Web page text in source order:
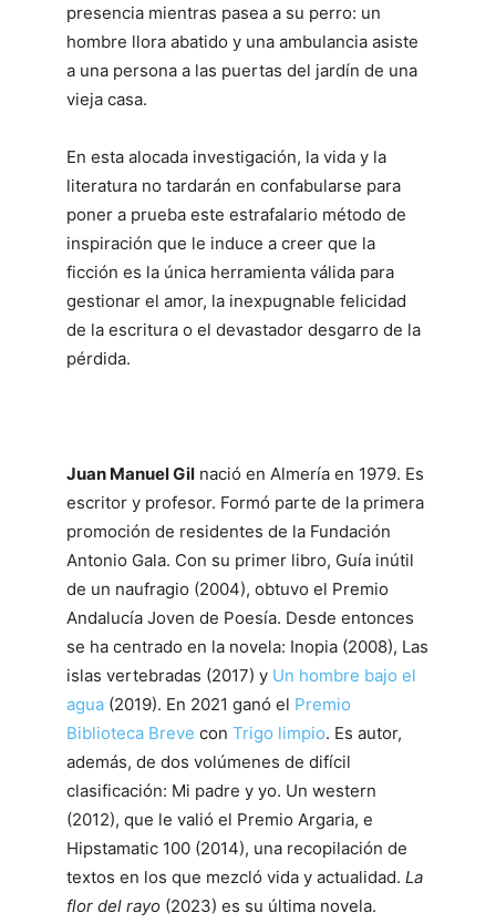
presencia mientras pasea a su perro: un
hombre llora abatido y una ambulancia asiste
a una persona a las puertas del jardín de una
vieja casa.
En esta alocada investigación, la vida y la
literatura no tardarán en confabularse para
poner a prueba este estrafalario método de
inspiración que le induce a creer que la
ficción es la única herramienta válida para
gestionar el amor, la inexpugnable felicidad
de la escritura o el devastador desgarro de la
pérdida.
Juan Manuel Gil nació en Almería en 1979. Es
escritor y profesor. Formó parte de la primera
promoción de residentes de la Fundación
Antonio Gala. Con su primer libro, Guía inútil
de un naufragio (2004), obtuvo el Premio
Andalucía Joven de Poesía. Desde entonces
se ha centrado en la novela: Inopia (2008), Las
islas vertebradas (2017) y Un hombre bajo el
agua (2019). En 2021 ganó el Premio
Biblioteca Breve con Trigo limpio. Es autor,
además, de dos volúmenes de difícil
clasificación: Mi padre y yo. Un western
(2012), que le valió el Premio Argaria, e
Hipstamatic 100 (2014), una recopilación de
textos en los que mezcló vida y actualidad. La
flor del rayo (2023) es su última novela.